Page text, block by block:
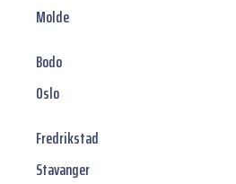
Molde
Bodo
Oslo
Fredrikstad
Stavanger